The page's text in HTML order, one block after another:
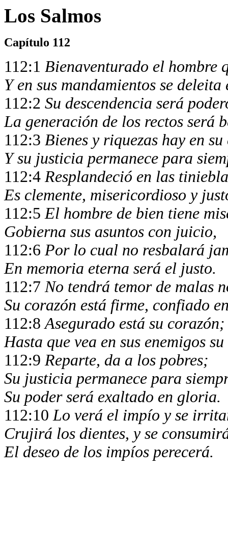
Los Salmos
Capítulo 112
112:1 Bienaventurado el hombre
Y en sus mandamientos se
112:2 Su descendencia será
La generación de los rectos será
112:3 Bienes y riquezas hay en su
Y su justicia permanece para
112:4 Resplandeció en las
Es clemente, misericordioso y
112:5El hombre de bien tiene
Gobierna sus asuntos con juicio,
112:6 Por lo cual no resbalará
En memoria eterna será el justo.
112:7No tendrá temor de malas
Su corazón está firme, confiado
112:8Asegurado está su
Hasta que vea en sus enemigos su
112:9 Reparte, da a los pobres;
Su justicia permanece para
Su poder será exaltado en gloria.
112:10Lo verá el impío y se
Crujirá los dientes, y se
El deseo de los impíos perecerá.